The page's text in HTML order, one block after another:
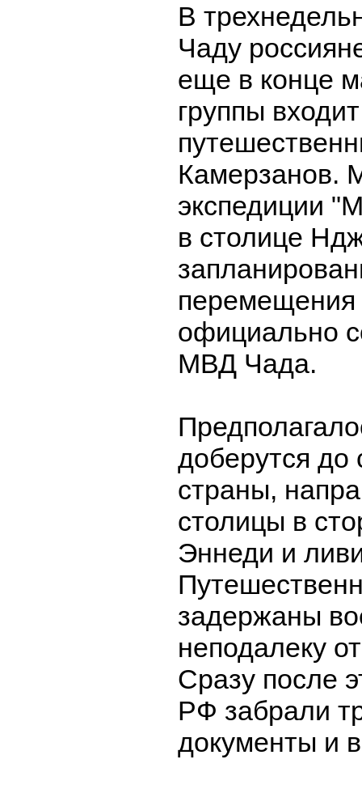
В
Чаду
еще в конце
группы
Камерзанов.
экспедиции
в столице
официально
МВД Чада.
доберутся до
страны,
столицы в
Эннеди и
задержаны
неподалеку
Сразу после
РФ забрали
документы и